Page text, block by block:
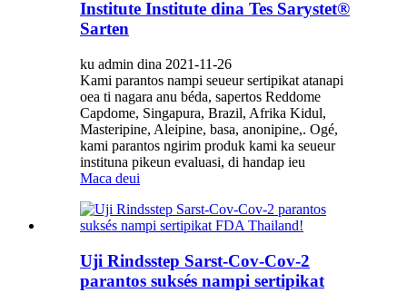
Institute Institute dina Tes Sarystet®
Sarten
ku admin dina 2021-11-26
Kami parantos nampi seueur sertipikat atanapi
oea ti nagara anu béda, sapertos Reddome
Capdome, Singapura, Brazil, Afrika Kidul,
Masteripine, Aleipine, basa, anonipine,. Ogé,
kami parantos ngirim produk kami ka seueur
instituna pikeun evaluasi, di handap ieu
Maca deui
Uji Rindsstep Sarst-Cov-Cov-2
parantos suksés nampi sertipikat